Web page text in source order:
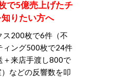
で5億売上げたチ
りたい方へ
200枚で6件（不
ング500枚で24件
＋来店手渡し800で
などの反響数を叩